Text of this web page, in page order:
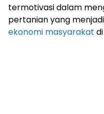
termotivasi dalam
pertanian yang
ekonomi masyarakat